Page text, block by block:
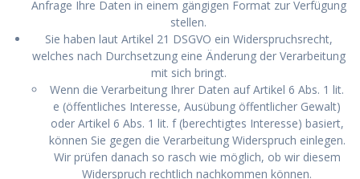
Anfrage Ihre Daten in einem gängigen Format zur Verfügung
stellen.
Sie haben laut Artikel 21 DSGVO ein Widerspruchsrecht,
welches nach Durchsetzung eine Änderung der Verarbeitung
mit sich bringt.
Wenn die Verarbeitung Ihrer Daten auf Artikel 6 Abs. 1 lit.
e (öffentliches Interesse, Ausübung öffentlicher Gewalt)
oder Artikel 6 Abs. 1 lit. f (berechtigtes Interesse) basiert,
können Sie gegen die Verarbeitung Widerspruch einlegen.
Wir prüfen danach so rasch wie möglich, ob wir diesem
Widerspruch rechtlich nachkommen können.